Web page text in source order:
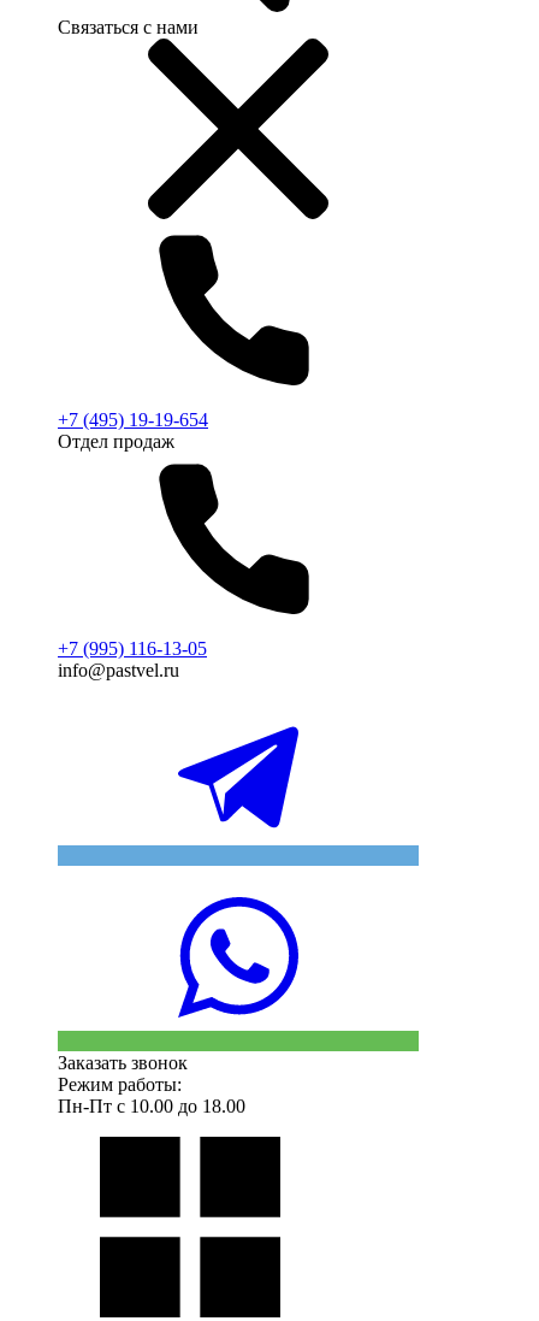
Связаться с нами
+7 (495) 19-19-654
Отдел продаж
+7 (995) 116-13-05
info@pastvel.ru
Заказать звонок
Режим работы:
Пн-Пт с 10.00 до 18.00